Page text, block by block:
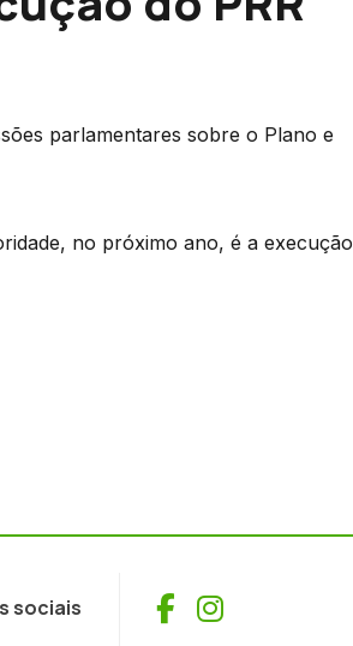
parlamentares sobre o Plano e
no próximo ano, é a execução
sociais Facebook
Instagram